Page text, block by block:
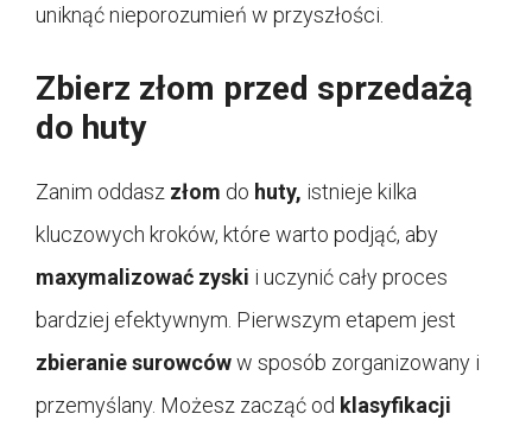
uniknąć nieporozumień w przyszłości.
Zbierz złom przed sprzedażą
do huty
Zanim oddasz złom do huty, istnieje kilka
kluczowych kroków, które warto podjąć, aby
maxymalizować zyski i uczynić cały proces
bardziej efektywnym. Pierwszym etapem jest
zbieranie surowcóww sposób zorganizowany i
przemyślany. Możesz zacząć od klasyfikacji